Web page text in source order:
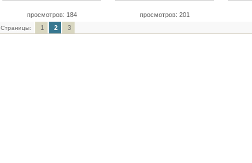
просмотров: 184 просмотров: 201
Страницы: 1 2 3